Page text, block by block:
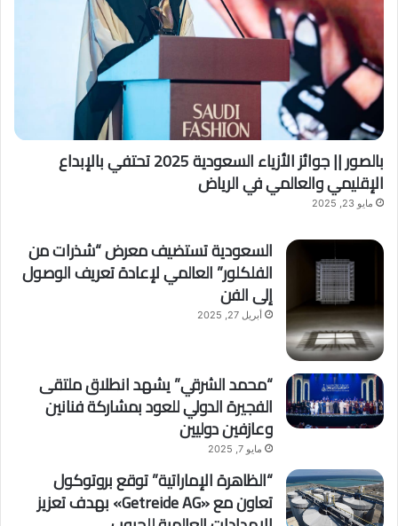
بالصور || جوائز الأزياء السعودية 2025 تحتفي بالإبداع
الإقليمي والعالمي في الرياض
مايو 23, 2025
السعودية تستضيف معرض “شذرات من
الفلكلور” العالمي لإعادة تعريف الوصول
إلى الفن
أبريل 27, 2025
“محمد الشرقي” يشهد انطلاق ملتقى
الفجيرة الدولي للعود بمشاركة فنانين
وعازفين دوليين
مايو 7, 2025
“الظاهرة الإماراتية” توقع بروتوكول
تعاون مع «Getreide AG» بهدف تعزيز